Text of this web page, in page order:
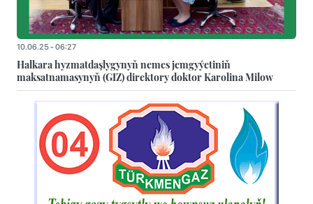
10.06.25 - 06:27
Halkara hyzmatdaşlygynyň nemes jemgyýetiniň
maksatnamasynyň (GIZ) direktory doktor Karolina Milow